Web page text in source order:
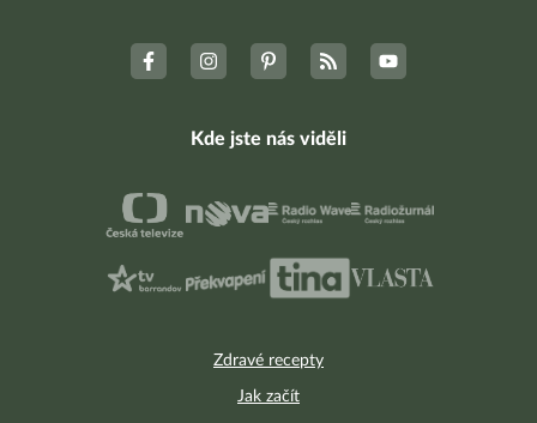
Zdravé recepty
Jak začít
Kde jste nás viděli